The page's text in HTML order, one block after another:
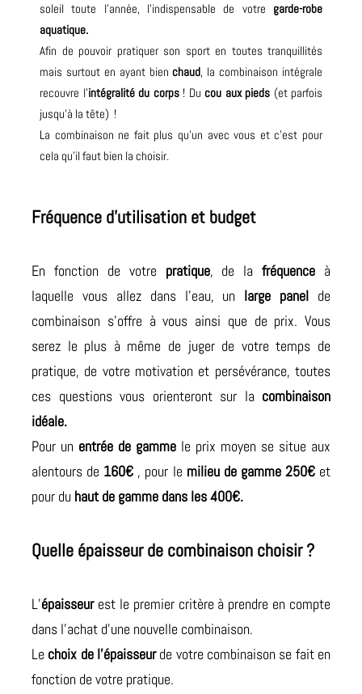
soleil toute l’année, l’indispensable de votre garde-robe
aquatique.
Afin de pouvoir pratiquer son sport en toutes tranquillités
mais surtout en ayant bienchaud, la combinaison intégrale
recouvre l’intégralité du corps! Du cou aux pieds (et parfois
jusqu’à la tête) !
La combinaison ne fait plus qu’un avec vous et c’est pour
cela qu’il faut bien la choisir.
Fréquence d’utilisation et budget
En fonction de votre pratique, de lafréquence à
laquelle vous allez dans l’eau, un large panel de
combinaison s’offre à vous ainsi que de prix. Vous
serez le plus à même de juger de votre temps de
pratique, de votre motivation et persévérance, toutes
ces questions vous orienteront sur la combinaison
idéale.
Pour un entrée de gamme le prix moyen se situe aux
alentours de 160€ , pour le milieu de gamme 250€et
pour du haut de gamme dans les 400€.
Quelle épaisseur de combinaison choisir ?
L’épaisseurest le premier critère à prendre en compte
dans l’achat d’une nouvelle combinaison.
Le choix de l’épaisseurde votre combinaison se fait en
fonction de votre pratique.